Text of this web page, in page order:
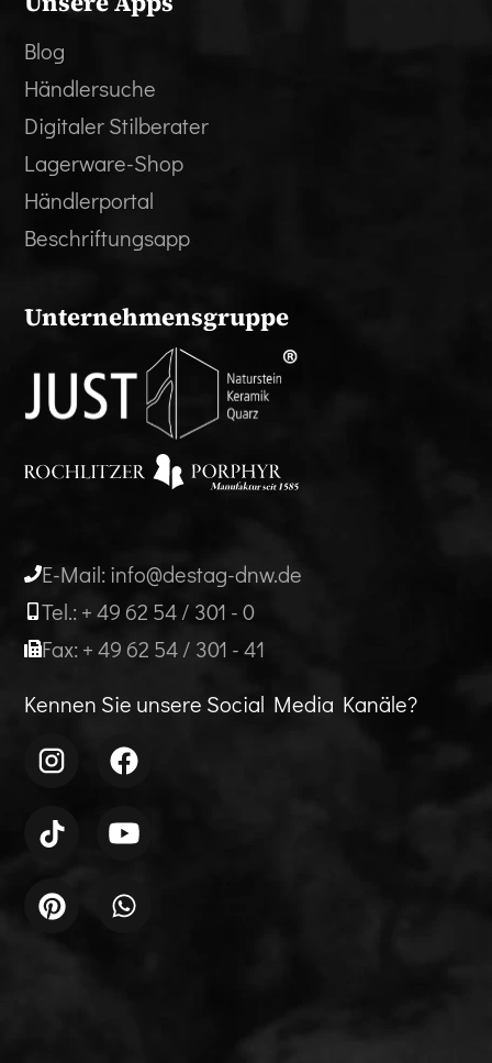
Blog
Händlersuche
Digitaler Stilberater
Lagerware-Shop
Händlerportal
Beschriftungsapp
Unternehmensgruppe
E-Mail: info@destag-dnw.de
Tel.: + 49 62 54 / 301 - 0
Fax: + 49 62 54 / 301 - 41
Kennen Sie unsere Social Media Kanäle?